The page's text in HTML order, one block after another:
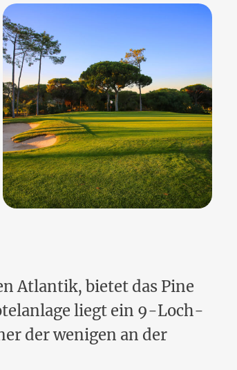
Atlantik, bietet das Pine
liegt ein 9-Loch-
der wenigen an der